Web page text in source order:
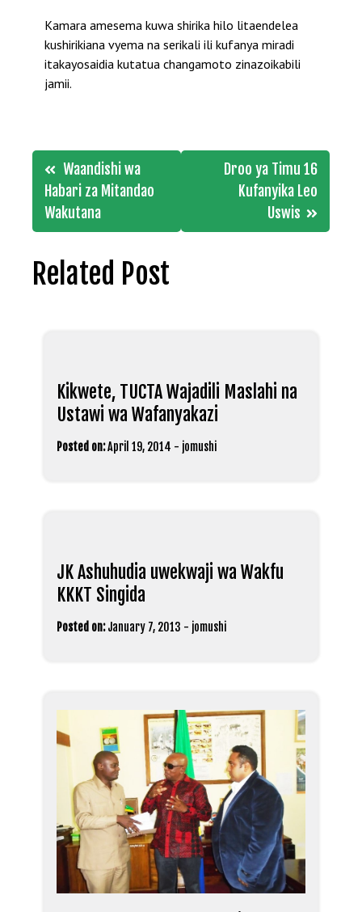
Kamara amesema kuwa shirika hilo litaendelea
kushirikiana vyema na serikali ili kufanya miradi
itakayosaidia kutatua changamoto zinazoikabili
jamii.
Post
navigation
Waandishi wa
Habari za Mitandao
Wakutana
Droo ya Timu 16
Kufanyika Leo
Uswis
Related Post
Kikwete, TUCTA Wajadili Maslahi na
Ustawi wa Wafanyakazi
Posted on:April 19, 2014 - jomushi
JK Ashuhudia uwekwaji wa Wakfu
KKKT Singida
Posted on: January 7, 2013 - jomushi